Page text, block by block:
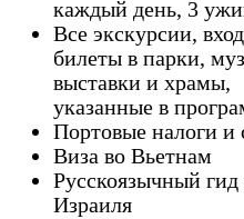
каждый день, 3
Все экскурсии,
билеты в парки,
выставки и храмы,
указанные в
Портовые налоги и
Виза во Вьетнам
Русскоязычный гид
Израиля